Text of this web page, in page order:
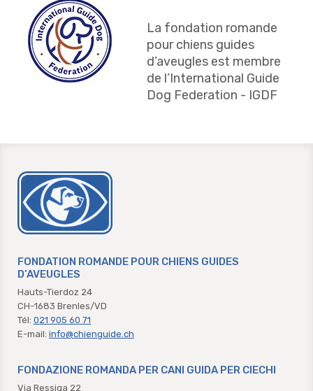
La fondation romande
pour chiens guides
d’aveugles est membre
de l’International Guide
Dog Federation - IGDF
FONDATION ROMANDE POUR CHIENS GUIDES
D’AVEUGLES
Hauts-Tierdoz 24
CH-1683 Brenles/VD
Tél: 021 905 60 71
E-mail: info@chienguide.ch
FONDAZIONE ROMANDA PER CANI GUIDA PER CIECHI
Via Ressiga 22